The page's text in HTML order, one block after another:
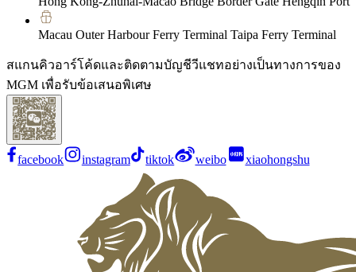
Macau Outer Harbour Ferry Terminal Taipa Ferry Terminal
สแกนคิวอาร์โค้ดและติดตามบัญชีวีแชทอย่างเป็นทางการของ
MGM เพื่อรับข้อเสนอพิเศษ
facebook instagram tiktok weibo xiaohongshu